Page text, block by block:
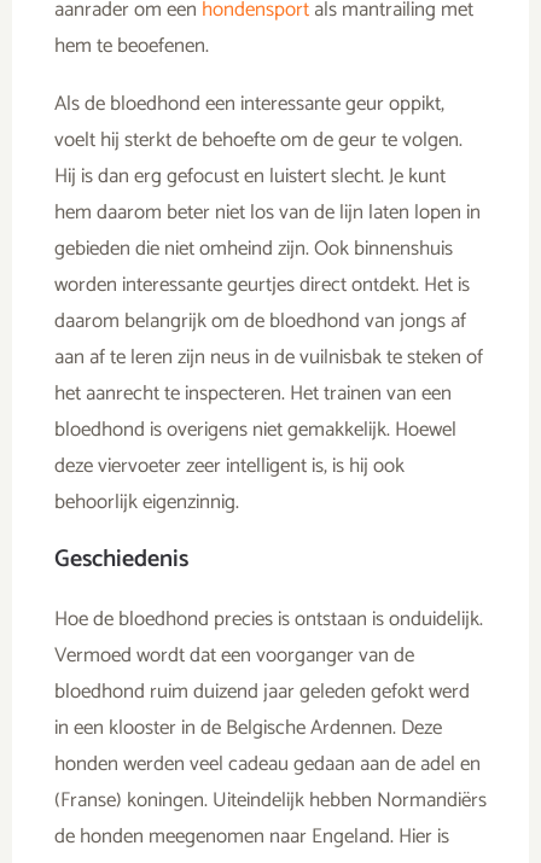
aanrader om een hondensportals mantrailing met
hem te beoefenen.
Als de bloedhond een interessante geur oppikt,
voelt hij sterkt de behoefte om de geur te volgen.
Hij is dan erg gefocust en luistert slecht. Je kunt
hem daarom beter niet los van de lijn laten lopen in
gebieden die niet omheind zijn. Ook binnenshuis
worden interessante geurtjes direct ontdekt. Het is
daarom belangrijk om de bloedhond van jongs af
aan af te leren zijn neus in de vuilnisbak te steken of
het aanrecht te inspecteren. Het trainen van een
bloedhond is overigens niet gemakkelijk. Hoewel
deze viervoeter zeer intelligent is, is hij ook
behoorlijk eigenzinnig.
Geschiedenis
Hoe de bloedhond precies is ontstaan is onduidelijk.
Vermoed wordt dat een voorganger van de
bloedhond ruim duizend jaar geleden gefokt werd
in een klooster in de Belgische Ardennen. Deze
honden werden veel cadeau gedaan aan de adel en
(Franse) koningen. Uiteindelijk hebben Normandiërs
de honden meegenomen naar Engeland. Hier is